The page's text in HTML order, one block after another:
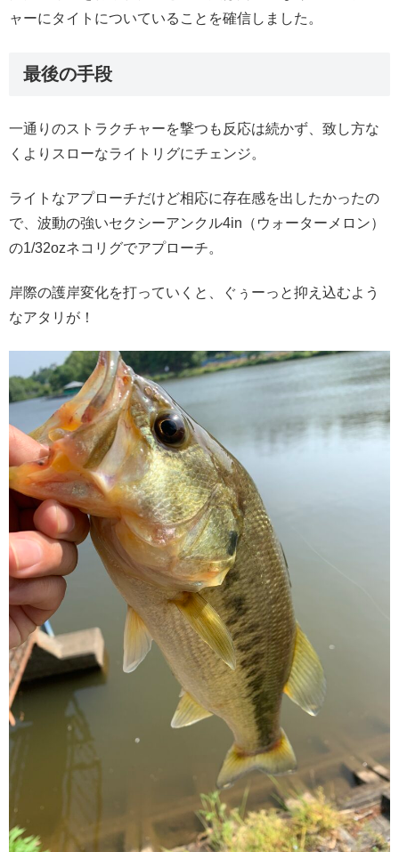
ャーにタイトについていることを確信しました。
最後の手段
一通りのストラクチャーを撃つも反応は続かず、致し方な
くよりスローなライトリグにチェンジ。
ライトなアプローチだけど相応に存在感を出したかったの
で、波動の強いセクシーアンクル4in（ウォーターメロン）
の1/32ozネコリグでアプローチ。
岸際の護岸変化を打っていくと、ぐぅーっと抑え込むよう
なアタリが！